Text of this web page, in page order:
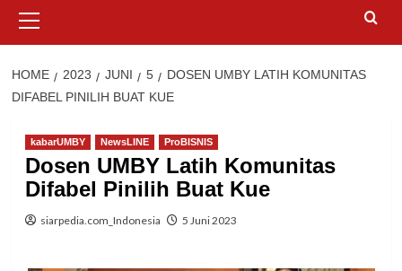
Menu
HOME 2023 JUNI 5
DOSEN UMBY LATIH KOMUNITAS
DIFABEL PINILIH BUAT KUE
kabarUMBY NewsLINE ProBISNIS
Dosen UMBY Latih Komunitas
Difabel Pinilih Buat Kue
siarpedia.com_Indonesia 5 Juni 2023